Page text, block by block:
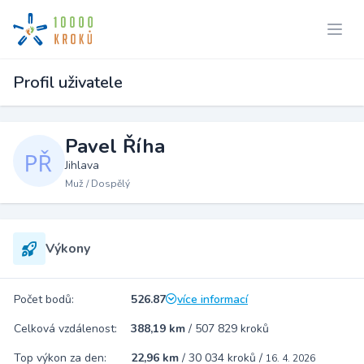
Profil uživatele
Pavel Říha
Jihlava
Muž / Dospělý
Výkony
Počet bodů: 526.87
více informací
Celková vzdálenost:
388,19 km / 507 829 kroků
Top výkon za den:
22,96 km / 30 034 kroků / 16. 4. 2026